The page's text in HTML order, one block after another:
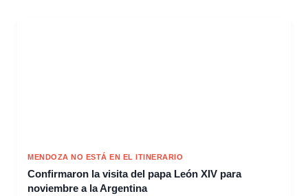
MENDOZA NO ESTÁ EN EL ITINERARIO
Confirmaron la visita del papa León XIV para
noviembre a la Argentina